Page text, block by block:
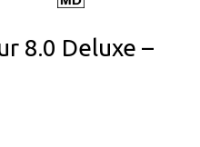
8.0 Deluxe –